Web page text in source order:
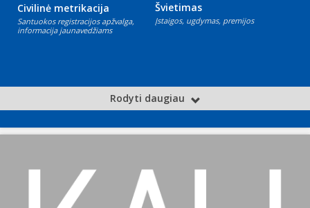
Civilinė metrikacija
Santuokos registracijos apžvalga,
informacija jaunavedžiams
Švietimas
Įstaigos, ugdymas, premijos
Rodyti daugiau